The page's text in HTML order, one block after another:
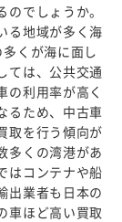
でしょうか。
る地域が多く海
くが海に面し
ては、公共交通
の利用率が高く
るため、中古車
取を行う傾向が
多くの湾港があ
はコンテナや船
出業者も日本の
車ほど高い買取